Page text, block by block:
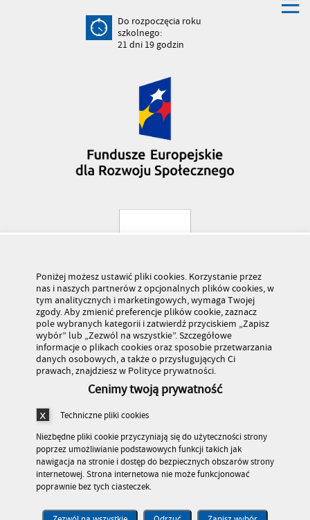
Do rozpoczęcia roku
szkolnego:
21dni 19godzin
Stronę odwiedziło 179 503 770 osób
© Kuratorium Oświaty w Warszawie
Poniżej możesz ustawić pliki cookies. Korzystanie przez
nas i naszych partnerów z opcjonalnych plików cookies, w
tym analitycznych i marketingowych, wymaga Twojej
zgody. Aby zmienić preferencje plików cookie, zaznacz
pole wybranych kategorii i zatwierdź przyciskiem „Zapisz
wybór” lub „Zezwól na wszystkie”. Szczegółowe
informacje o plikach cookies oraz sposobie przetwarzania
danych osobowych, a także o przysługujących Ci
prawach, znajdziesz w Polityce prywatności.
Cenimy twoją prywatność
Techniczne pliki cookies
Niezbędne pliki cookie przyczyniają się do użyteczności strony
poprzez umożliwianie podstawowych funkcji takich jak
nawigacja na stronie i dostęp do bezpiecznych obszarów strony
internetowej. Strona internetowa nie może funkcjonować
poprawnie bez tych ciasteczek.